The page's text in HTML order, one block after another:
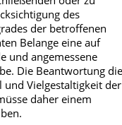
des
der betroffenen
Belange eine auf
und angemessene
Die Beantwortung
und Vielgestaltigkeit der
daher einem